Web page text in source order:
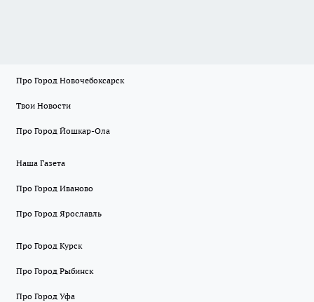
Про Город Новочебоксарск
Твои Новости
Про Город Йошкар-Ола
Наша Газета
Про Город Иваново
Про Город Ярославль
Про Город Курск
Про Город Рыбинск
Про Город Уфа